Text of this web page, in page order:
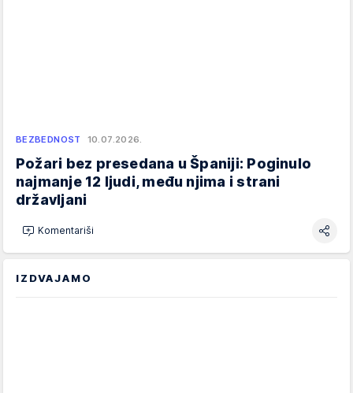
BEZBEDNOST 10.07.2026.
Požari bez presedana u Španiji: Poginulo
najmanje 12 ljudi, među njima i strani
državljani
Komentariši
IZDVAJAMO